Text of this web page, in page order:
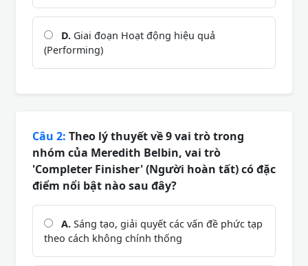
D. Giai đoạn Hoạt động hiệu quả
(Performing)
Câu 2: Theo lý thuyết về 9 vai trò trong
nhóm của Meredith Belbin, vai trò
'Completer Finisher' (Người hoàn tất) có đặc
điểm nổi bật nào sau đây?
A. Sáng tạo, giải quyết các vấn đề phức tạp
theo cách không chính thống